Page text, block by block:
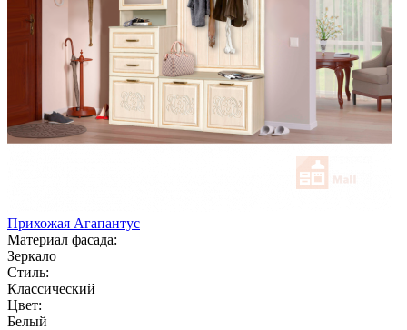
Прихожая Агапантус
Материал фасада:
Зеркало
Стиль:
Классический
Цвет:
Белый